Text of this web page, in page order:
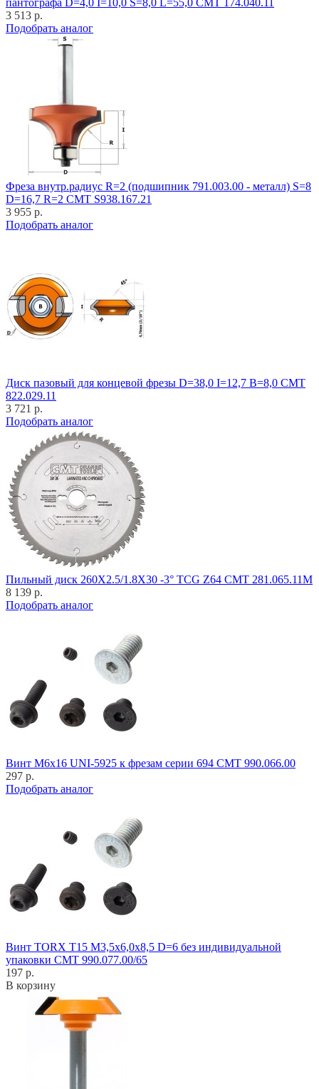
пантографа D=4,0 I=10,0 S=8,0 L=55,0 CMT 174.040.11
3 513 р.
Подобрать аналог
Фреза внутр.радиус R=2 (подшипник 791.003.00 - металл) S=8
D=16,7 R=2 CMT S938.167.21
3 955 р.
Подобрать аналог
Диск пазовый для концевой фрезы D=38,0 I=12,7 B=8,0 CMT
822.029.11
3 721 р.
Подобрать аналог
Пильный диск 260X2.5/1.8X30 -3° TCG Z64 CMT 281.065.11M
8 139 р.
Подобрать аналог
Винт M6x16 UNI-5925 к фрезам серии 694 CMT 990.066.00
297 р.
Подобрать аналог
Винт TORX T15 M3,5x6,0x8,5 D=6 без индивидуальной
упаковки CMT 990.077.00/65
197 р.
В корзину